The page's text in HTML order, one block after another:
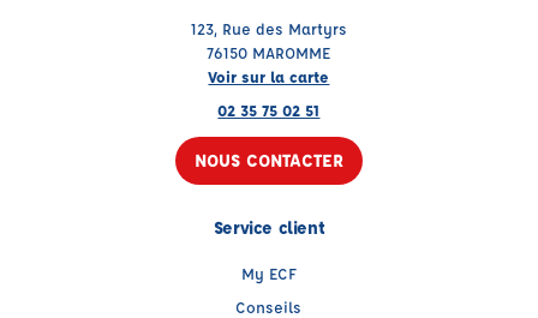
123, Rue des Martyrs
76150 MAROMME
Voir sur la carte
02 35 75 02 51
NOUS CONTACTER
Service client
My ECF
Conseils